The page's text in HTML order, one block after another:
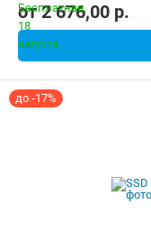
от2 676,00 p.
до -17%